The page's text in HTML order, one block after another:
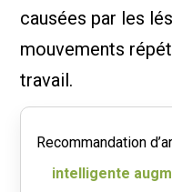
causées par les
mouvements
travail.
Recommandation
intelligente